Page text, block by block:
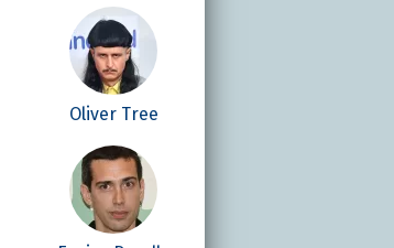
Oliver Tree